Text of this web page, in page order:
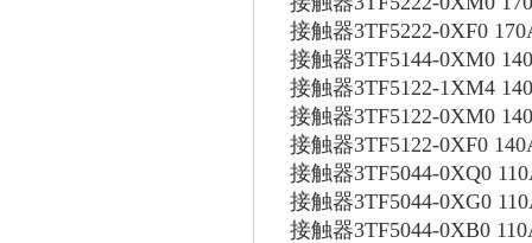
接触器3TF5222-0XF0
接触器3TF5144-0XM0
接触器3TF5122-1XM4
接触器3TF5122-0XM0
接触器3TF5122-0XF0
接触器3TF5044-0XQ0
接触器3TF5044-0XG0
接触器3TF5044-0XB0